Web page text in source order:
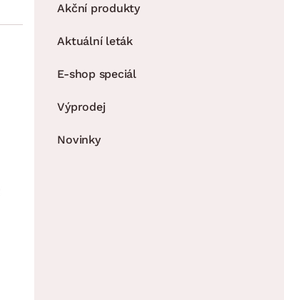
Akční produkty
Aktuální leták
E-shop speciál
Výprodej
Novinky